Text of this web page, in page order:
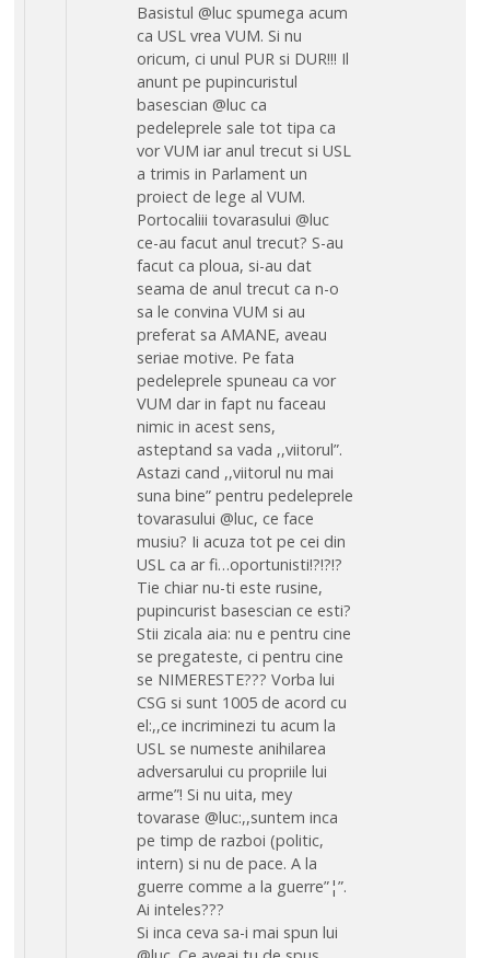
Basistul @luc spumega acum
ca USL vrea VUM. Si nu
oricum, ci unul PUR si DUR!!! Il
anunt pe pupincuristul
basescian @luc ca
pedeleprele sale tot tipa ca
vor VUM iar anul trecut si USL
a trimis in Parlament un
proiect de lege al VUM.
Portocaliii tovarasului @luc
ce-au facut anul trecut? S-au
facut ca ploua, si-au dat
seama de anul trecut ca n-o
sa le convina VUM si au
preferat sa AMANE, aveau
seriae motive. Pe fata
pedeleprele spuneau ca vor
VUM dar in fapt nu faceau
nimic in acest sens,
asteptand sa vada ,,viitorul”.
Astazi cand ,,viitorul nu mai
suna bine” pentru pedeleprele
tovarasului @luc, ce face
musiu? Ii acuza tot pe cei din
USL ca ar fi…oportunisti!?!?!?
Tie chiar nu-ti este rusine,
pupincurist basescian ce esti?
Stii zicala aia: nu e pentru cine
se pregateste, ci pentru cine
se NIMERESTE??? Vorba lui
CSG si sunt 1005 de acord cu
el:,,ce incriminezi tu acum la
USL se numeste anihilarea
adversarului cu propriile lui
arme”! Si nu uita, mey
tovarase @luc:,,suntem inca
pe timp de razboi (politic,
intern) si nu de pace. A la
guerre comme a la guerre”¦”.
Ai inteles???
Si inca ceva sa-i mai spun lui